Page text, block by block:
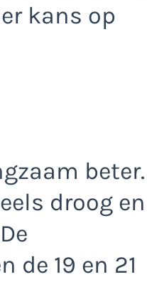
kans op
beter.
droog en
19 en 21